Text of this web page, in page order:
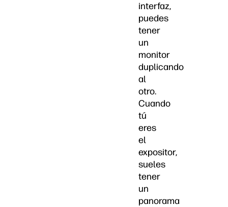
interfaz,
puedes
tener
un
monitor
duplicando
al
otro.
Cuando
tú
eres
el
expositor,
sueles
tener
un
panorama